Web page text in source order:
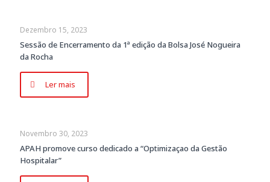
Dezembro 15, 2023
Sessão de Encerramento da 1ª edição da Bolsa José Nogueira
da Rocha
Ler mais
Novembro 30, 2023
APAH promove curso dedicado a “Optimizaçao da Gestão
Hospitalar”